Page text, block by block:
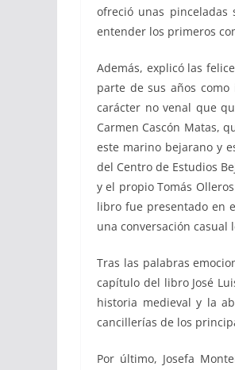
ofreció unas
entender los primeros
Además, explicó las
parte de sus años
carácter no venal que
Carmen Cascón Matas,
este marino bejarano y
del Centro de Estudios
y el propio Tomás
libro fue presentado en
una conversación
Tras las palabras
capítulo del libro José
historia medieval y la
cancillerías de los
Por último, Josefa